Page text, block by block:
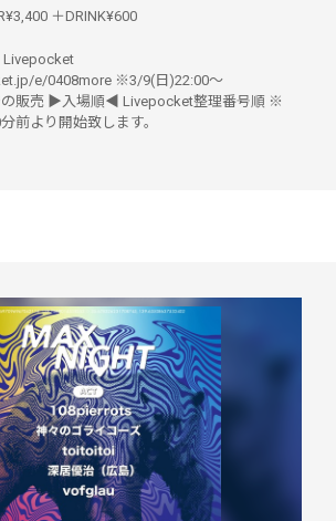
＋DRINK¥600
Livepocket
e/0408more ※3/9(日)22:00〜
の販売 ▶︎入場順◀︎ Livepocket整理番号順 ※
前より開始致します。